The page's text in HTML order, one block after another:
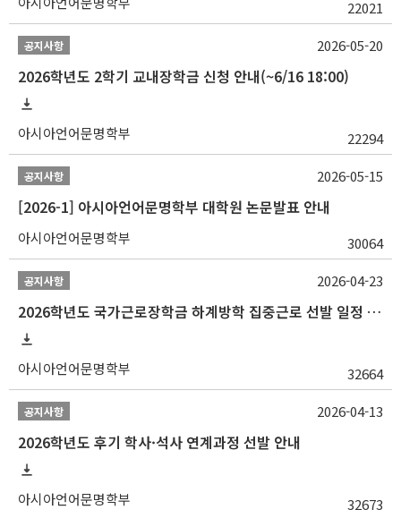
22021
공지사항
2026학년도 2학기 교내장학금 신청 안내(~6/16 18:00)
아시아언어문명학부 22294
2026-05-20
공지사항
[2026-1] 아시아언어문명학부 대학원 논문발표 안내
아시아언어문명학부 30064
2026-05-15
공지사항
2026학년도 국가근로장학금 하계방학 집중근로 선발 일정 안내
아시아언어문명학부 32664
2026-04-23
공지사항
2026학년도 후기 학사·석사 연계과정 선발 안내
아시아언어문명학부 32673
2026-04-13